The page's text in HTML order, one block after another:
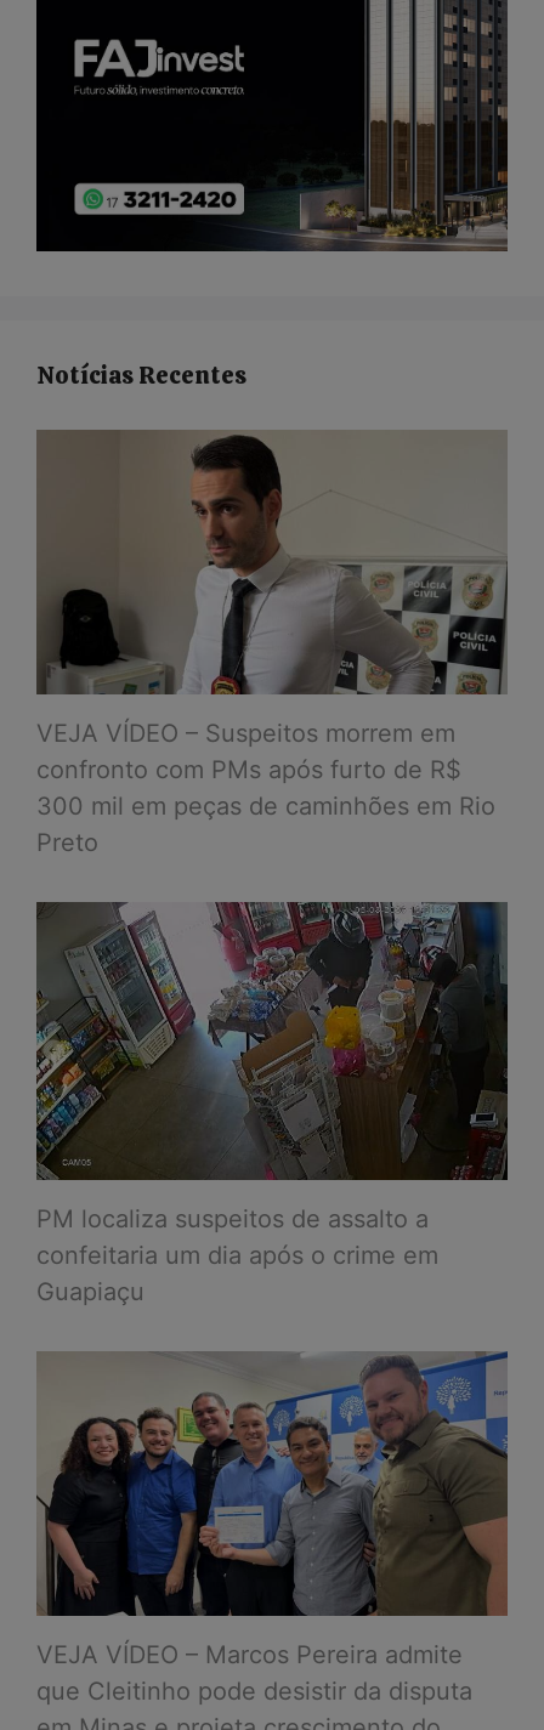
Notícias Recentes
VEJA VÍDEO – Suspeitos morrem em
confronto com PMs após furto de R$
300 mil em peças de caminhões em Rio
Preto
PM localiza suspeitos de assalto a
confeitaria um dia após o crime em
Guapiaçu
VEJA VÍDEO – Marcos Pereira admite
que Cleitinho pode desistir da disputa